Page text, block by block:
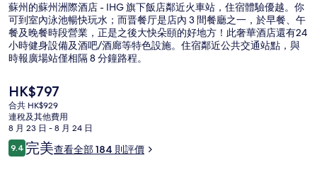
下
飯
店
片
集
蘇州的蘇州洲際酒店 - IHG 旗下飯店鄰近火車站，住宿體驗優越。你
可到室內泳池暢快玩水；而晋餐厅是店內 3 間餐廳之一，於早餐、午
餐及晚餐時段營業，正是之後大快朵頤的好地方！此奢華酒店還有24
小時健身設備及酒吧/酒廊等特色設施。住宿鄰近公共交通站點，與
時報廣場站僅相隔 8 分鐘路程。
現
價
HK$797
HK$797
合共 HK$929
連稅及其他費用
8 月 23 日 - 8 月 24 日
評
價
9.49.4 分，滿分 10 分，
完美查看全部 184 則評價